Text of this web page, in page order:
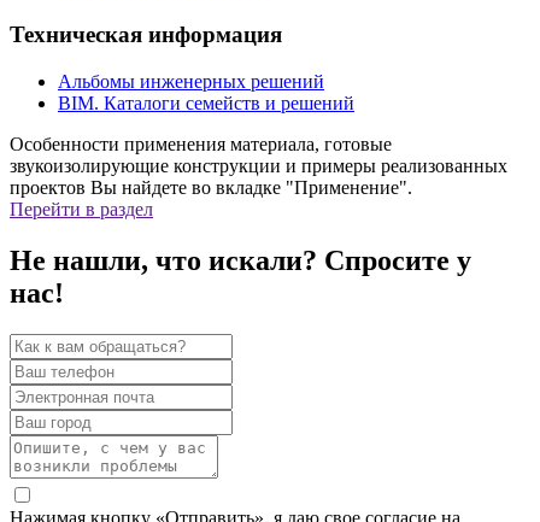
Техническая информация
Альбомы инженерных решений
BIM. Каталоги семейств и решений
Особенности применения материала, готовые
звукоизолирующие конструкции и примеры реализованных
проектов Вы найдете во вкладке "Применение".
Перейти в раздел
Не нашли, что искали? Спросите у
нас!
Нажимая кнопку «Отправить», я даю свое согласие на